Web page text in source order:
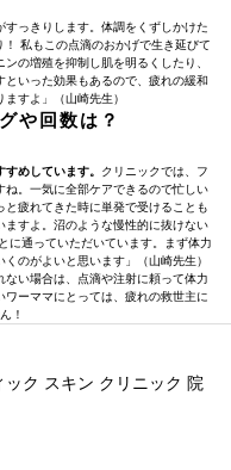
すっきりします。体調をくずしかけた
私もこの点滴のおかげで生き延びて
の増殖を抑制し肌を明るくしたり、
いった効果もあるので、疲れの緩和
すよ」（山崎先生）
や回数は？
めしています。 クリニックでは、フ
ね。一気に全部ケアできるので忙しい
疲れてきた時に単発で受けることも
すよ。沼のような慢性的に抜けない
に通っていただいています。まず体力
のがよいと思います」（山崎先生）
い場合は、点滴や注射に頼って体力
ーママにとっては、疲れの救世主に
！
ック スキン クリニック 院